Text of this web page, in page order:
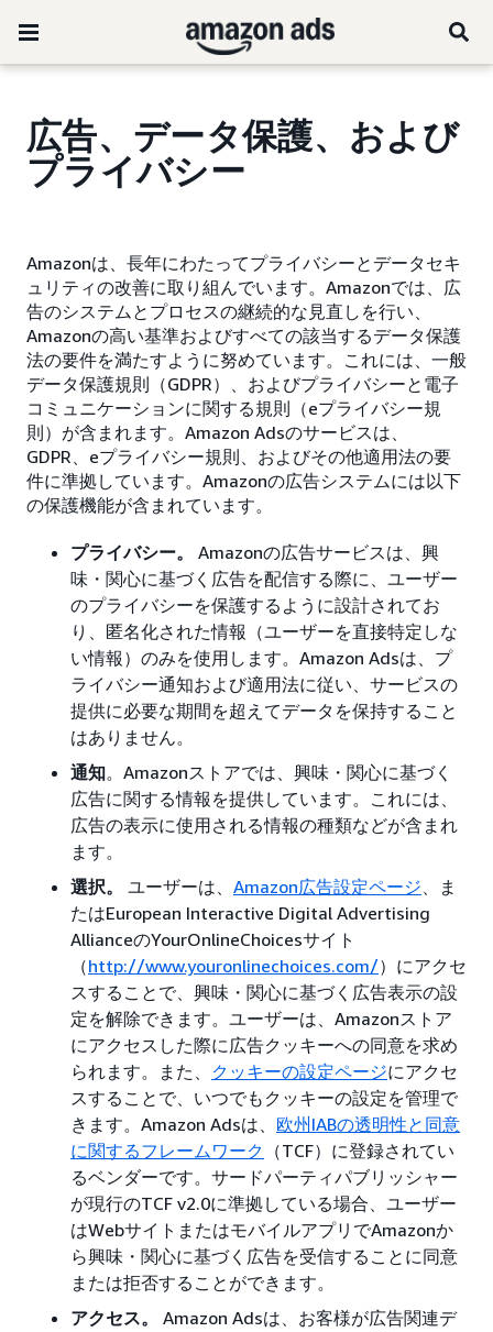
広告、データ保護、および
プライバシー
Amazonは、長年にわたってプライバシーとデータセキ
ュリティの改善に取り組んでいます。Amazonでは、広
告のシステムとプロセスの継続的な見直しを行い、
Amazonの高い基準およびすべての該当するデータ保護
法の要件を満たすように努めています。これには、一般
データ保護規則（GDPR）、およびプライバシーと電子
コミュニケーションに関する規則（eプライバシー規
則）が含まれます。Amazon Adsのサービスは、
GDPR、eプライバシー規則、およびその他適用法の要
件に準拠しています。Amazonの広告システムには以下
の保護機能が含まれています。
プライバシー。
Amazonの広告サービスは、興
味・関心に基づく広告を配信する際に、ユーザー
のプライバシーを保護するように設計されてお
り、匿名化された情報（ユーザーを直接特定しな
い情報）のみを使用します。Amazon Adsは、プ
ライバシー通知および適用法に従い、サービスの
提供に必要な期間を超えてデータを保持すること
はありません。
通知。Amazonストアでは、興味・関心に基づく
広告に関する情報を提供しています。これには、
広告の表示に使用される情報の種類などが含まれ
ます。
選択。
ユーザーは、 Amazon広告設定ページ、ま
たはEuropean Interactive Digital Advertising
AllianceのYourOnlineChoicesサイト
（http://www.youronlinechoices.com/）にアクセ
スすることで、興味・関心に基づく広告表示の設
定を解除できます。ユーザーは、Amazonストア
にアクセスした際に広告クッキーへの同意を求め
られます。また、 クッキーの設定ページにアクセ
スすることで、いつでもクッキーの設定を管理で
きます。Amazon Adsは、 欧州IABの透明性と同意
に関するフレームワーク （TCF）に登録されてい
るベンダーです。サードパーティパブリッシャー
が現行のTCF v2.0に準拠している場合、ユーザー
はWebサイトまたはモバイルアプリでAmazonか
ら興味・関心に基づく広告を受信することに同意
または拒否することができます。
アクセス。
Amazon Adsは、お客様が広告関連デ